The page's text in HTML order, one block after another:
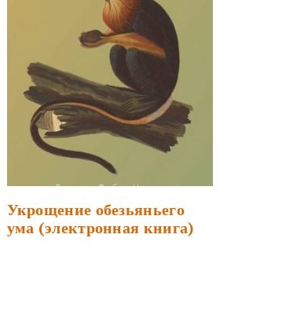
Укрощение обезьяньего
ума (электронная книга)